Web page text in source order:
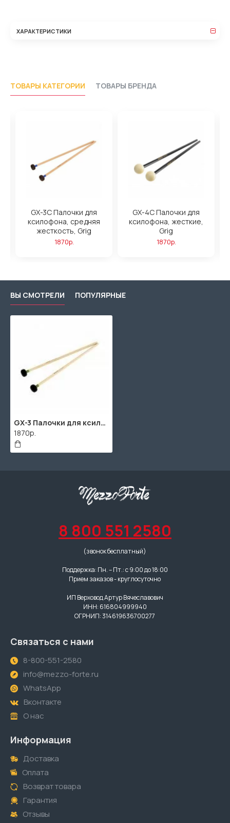
ХАРАКТЕРИСТИКИ
ТОВАРЫ КАТЕГОРИИ ТОВАРЫ БРЕНДА
GX-3C Палочки для
ксилофона, средняя
жесткость, Grig
1870р.
GX-4C Палочки для
ксилофона, жесткие,
Grig
1870р.
ВЫ СМОТРЕЛИ ПОПУЛЯРНЫЕ
GX-3 Палочки для ксилофона, мягкие, Grig
1870р.
8 800 551 2580
(звонок бесплатный)
Поддержка: Пн. – Пт.: с 9:00 до 18:00
Прием заказов - круглосуточно
ИП Верховод Артур Вячеславович
ИНН: 616804999940
ОГРНИП: 314619636700277
Связаться с нами
8-800-551-2580
info@mezzo-forte.ru
WhatsApp
Вконтакте
О нас
Информация
Доставка
Оплата
Возврат товара
Гарантия
Отзывы